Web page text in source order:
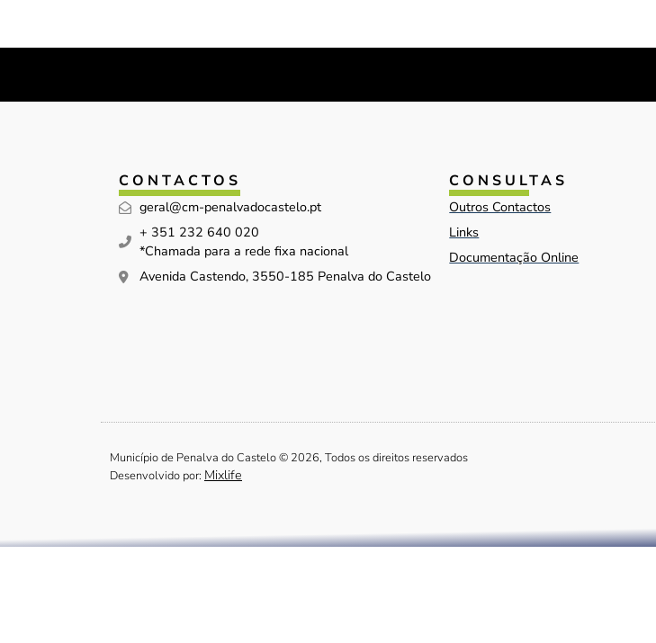
CONTACTOS
geral@cm-penalvadocastelo.pt
+ 351 232 640 020
*Chamada para a rede fixa nacional
Avenida Castendo, 3550-185 Penalva do Castelo
CONSULTAS
Outros Contactos
Links
Documentação Online
Município de Penalva do Castelo © 2026, Todos os direitos reservados
Desenvolvido por: Mixlife